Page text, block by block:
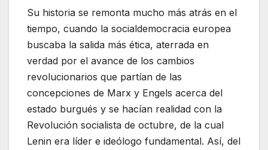
Su historia se remonta mucho más atrás en el
tiempo, cuando la socialdemocracia europea
buscaba la salida más ética, aterrada en
verdad por el avance de los cambios
revolucionarios que partían de las
concepciones de Marx y Engels acerca del
estado burgués y se hacían realidad con la
Revolución socialista de octubre, de la cual
Lenin era líder e ideólogo fundamental. Así, del